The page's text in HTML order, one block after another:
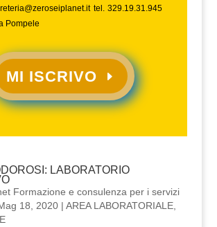
tel. 329.19.31.945
Pompele
MI ISCRIVO
LABORATORIO
Formazione e consulenza per i servizi
18, 2020| AREA LABORATORIALE,